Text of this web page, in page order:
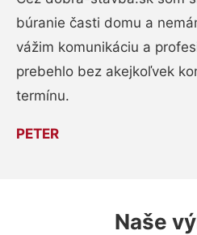
búranie časti domu a
vážim komunikáciu a
prebehlo bez akejkoľvek
termínu.
PETER
Naše